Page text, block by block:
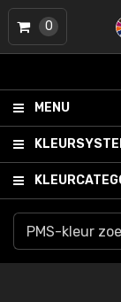
MENU
0